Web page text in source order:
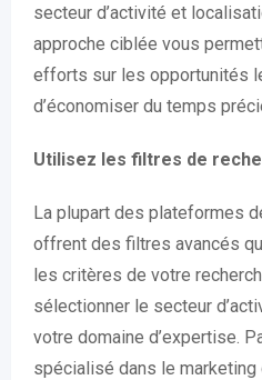
secteur d’activité et
approche ciblée vous
efforts sur les opportunités
d’économiser du temps
Utilisez les filtres de
La plupart des plateformes
offrent des filtres avancés
les critères de votre
sélectionner le secteur
votre domaine d’expertise.
spécialisé dans le